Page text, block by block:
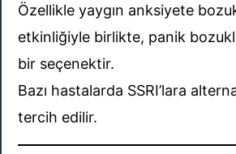
Özellikle yaygın anksiyete
etkinliğiyle birlikte, panik
bir seçenektir.
Bazı hastalarda SSRI’lara
tercih edilir.